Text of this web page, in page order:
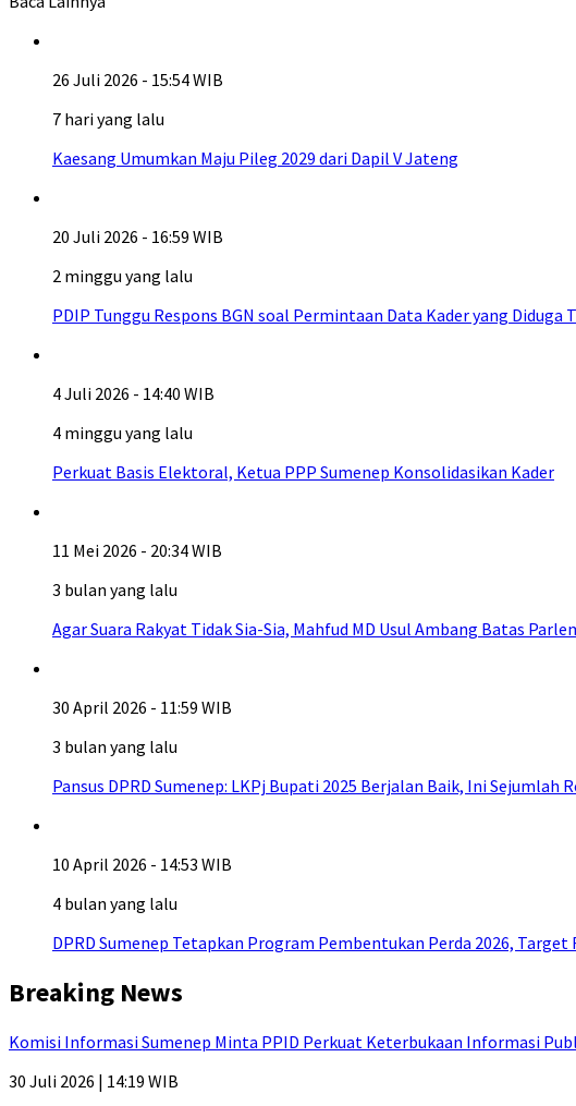
26 Juli 2026 - 15:54 WIB
7 hari yang lalu
Kaesang Umumkan Maju Pileg 2029 dari Dapil V Jateng
20 Juli 2026 - 16:59 WIB
2 minggu yang lalu
PDIP Tunggu Respons BGN soal Permintaan Data Kader yang Diduga
4 Juli 2026 - 14:40 WIB
4 minggu yang lalu
Perkuat Basis Elektoral, Ketua PPP Sumenep Konsolidasikan Kader
11 Mei 2026 - 20:34 WIB
3 bulan yang lalu
Agar Suara Rakyat Tidak Sia-Sia, Mahfud MD Usul Ambang Batas
30 April 2026 - 11:59 WIB
3 bulan yang lalu
Pansus DPRD Sumenep: LKPj Bupati 2025 Berjalan Baik, Ini Sejumlah
10 April 2026 - 14:53 WIB
4 bulan yang lalu
DPRD Sumenep Tetapkan Program Pembentukan Perda 2026,
Breaking News
Komisi Informasi Sumenep Minta PPID Perkuat Keterbukaan Informasi
30 Juli 2026 | 14:19 WIB